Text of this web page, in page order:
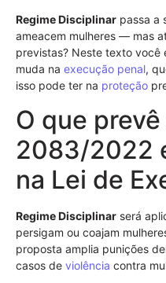
Regime Disciplinar passa a
ameacem mulheres — mas
previstas? Neste texto você
muda na execução penal,
isso pode ter na proteção
O que
2083/2022
na Lei de
Regime Disciplinar será
persigam ou coajam
proposta amplia punições
casos de violência contra